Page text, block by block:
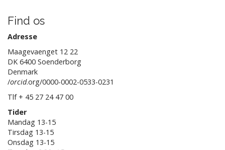
Find os
Adresse
Maagevaenget 12 22
DK 6400 Soenderborg
Denmark
/orcid.org/0000-0002-0533-0231
Tlf + 45 27 24 47 00
Tider
Mandag 13-15
Tirsdag 13-15
Onsdag 13-15